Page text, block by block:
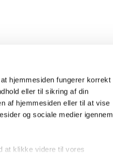
hjemmesiden fungerer korrekt
eller til sikring af din
af hjemmesiden eller til at vise
og sociale medier igennem
at klikke videre til vores